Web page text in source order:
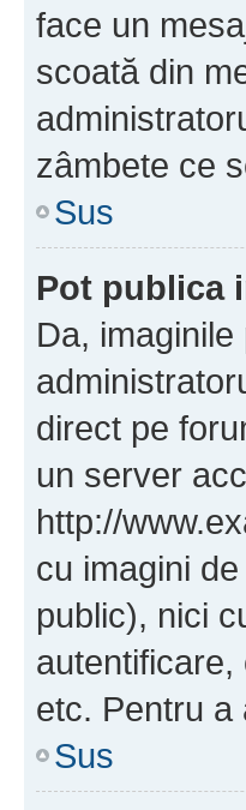
face un
scoată din
zâmbete ce
Sus
Pot publica
Da,
direct pe
un server
http://
cu imagini
public), nici
etc. Pentru a
Sus